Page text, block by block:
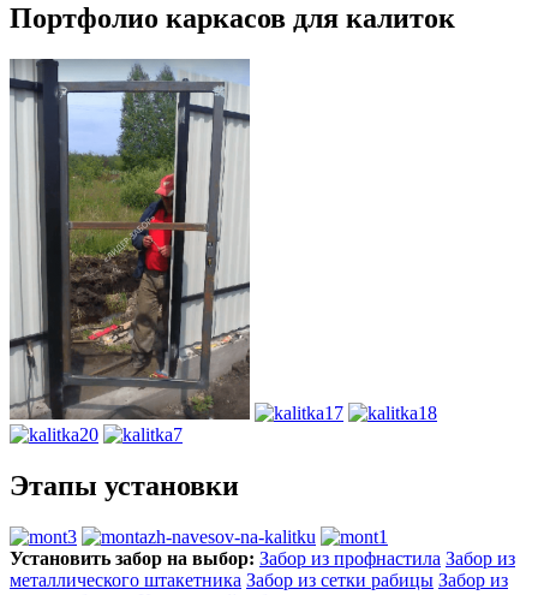
Портфолио каркасов для калиток
Этапы установки
Установить забор на выбор: Забор из профнастила Забор из
металлического штакетника Забор из сетки рабицы Забор из